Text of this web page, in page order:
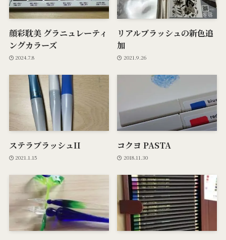
顔彩耽美 グラニュレーティ
ングカラーズ
2024.7.8
リアルブラッシュの新色追
加
2021.9.26
ステラブラッシュII
2021.1.15
コクヨ PASTA
2018.11.30